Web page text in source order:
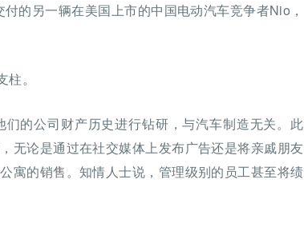
的另一辆在美国上市的中国电动汽车竞争者Nio，
。
的公司财产历史进行钻研，与汽车制造无关。此
无论是通过在社交媒体上发布广告还是将亲戚朋友
寓的销售。知情人士说，管理级别的员工甚至将绩